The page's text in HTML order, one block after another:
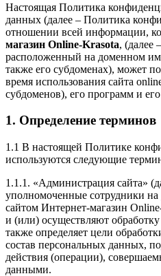
Настоящая Политика
данных (далее – Политика
отношении всей информации,
магазин Online-Krasota, (далее
расположенный на доменном
также его субдоменах), может
время использования сайта
субдоменов), его программ и
1. Определение терминов
1.1 В настоящей Политике
используются следующие
1.1.1. «Администрация сайта»
уполномоченные сотрудники на
сайтом Интернет-магазин
и (или) осуществляют
также определяет цели
состав персональных данных,
действия (операции),
данными.